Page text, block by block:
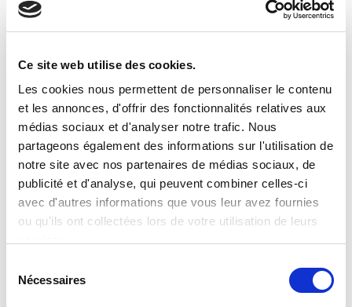
Ce site web utilise des cookies.
Les cookies nous permettent de personnaliser le contenu
et les annonces, d'offrir des fonctionnalités relatives aux
médias sociaux et d'analyser notre trafic. Nous
partageons également des informations sur l'utilisation de
notre site avec nos partenaires de médias sociaux, de
publicité et d'analyse, qui peuvent combiner celles-ci
avec d'autres informations que vous leur avez fournies
ou qu'ils ont collectées lors de votre utilisation de leurs
Nécessaires
SHOW DETAILS
520 ARROW BAG